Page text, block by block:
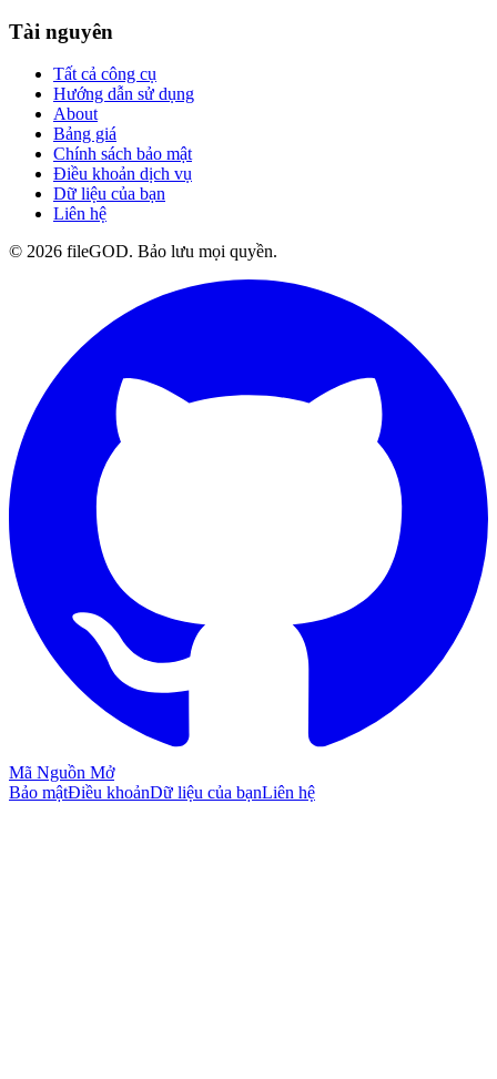
Tài nguyên
Tất cả công cụ
Hướng dẫn sử dụng
About
Bảng giá
Chính sách bảo mật
Điều khoản dịch vụ
Dữ liệu của bạn
Liên hệ
© 2026 fileGOD. Bảo lưu mọi quyền.
Mã Nguồn Mở
Bảo mậtĐiều khoảnDữ liệu của bạnLiên hệ